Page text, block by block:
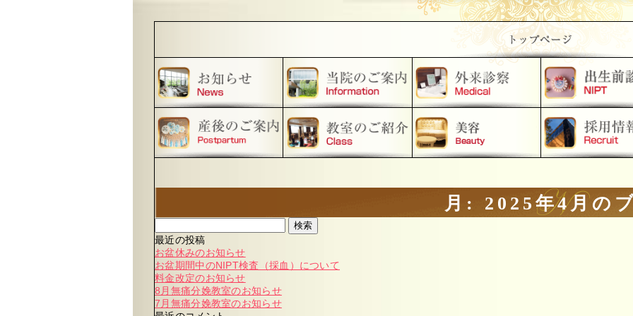
月: 2025年4月の
検索
最近の投稿
お盆休みのお知らせ
お盆期間中のNIPT検査（採血）について
料金改定のお知らせ
8月無痛分娩教室のお知らせ
7月無痛分娩教室のお知らせ